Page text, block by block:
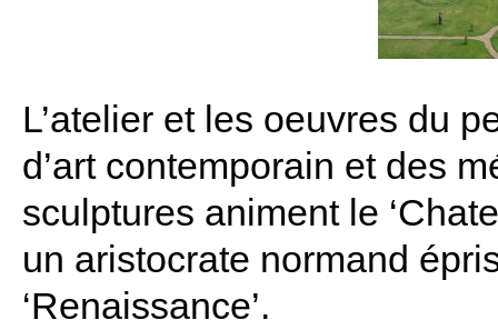
L’atelier et les oeuvres du
d’art contemporain et des
sculptures animent le
un aristocrate normand
‘Renaissance’.